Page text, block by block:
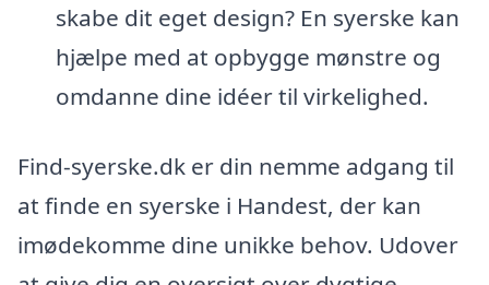
skabe dit eget design? En syerske kan
hjælpe med at opbygge mønstre og
omdanne dine idéer til virkelighed.
Find-syerske.dk er din nemme adgang til
at finde en syerske i Handest, der kan
imødekomme dine unikke behov. Udover